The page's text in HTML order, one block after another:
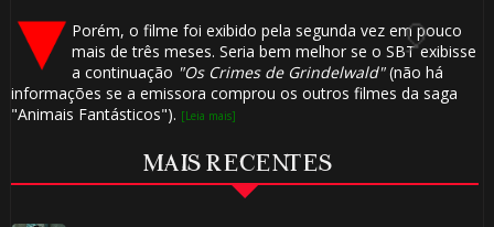
Porém, o filme foi exibido pela segunda vez em pouco
mais de três meses. Seria bem melhor se o SBT exibisse
a continuação "Os Crimes de Grindelwald"(não há
informações se a emissora comprou os outros filmes da saga
"Animais Fantásticos"). [Leia mais]
MAIS RECENTES